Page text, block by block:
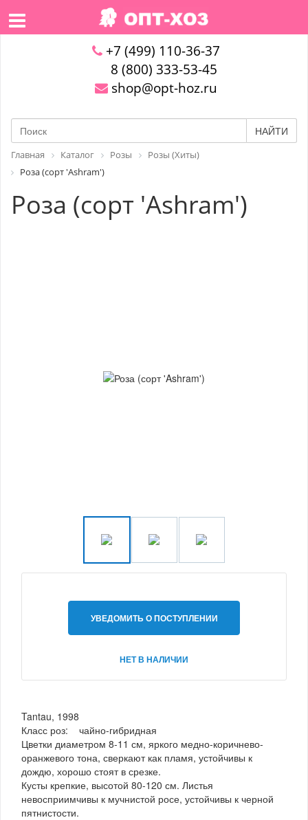
+7 (499) 110-36-37
8 (800) 333-53-45
shop@opt-hoz.ru
НАЙТИ
Главная Каталог Розы
Розы (Хиты)
Роза (сорт 'Ashram')
Роза (сорт 'Ashram')
УВЕДОМИТЬ О ПОСТУПЛЕНИИ
НЕТ В НАЛИЧИИ
Tantau, 1998
Класс роз: чайно-гибридная
Цветки диаметром 8-11 см, яркого медно-коричнево-
оранжевого тона, сверкают как пламя, устойчивы к
дождю, хорошо стоят в срезке.
Кусты крепкие, высотой 80-120 см. Листья
невосприимчивы к мучнистой росе, устойчивы к черной
пятнистости.